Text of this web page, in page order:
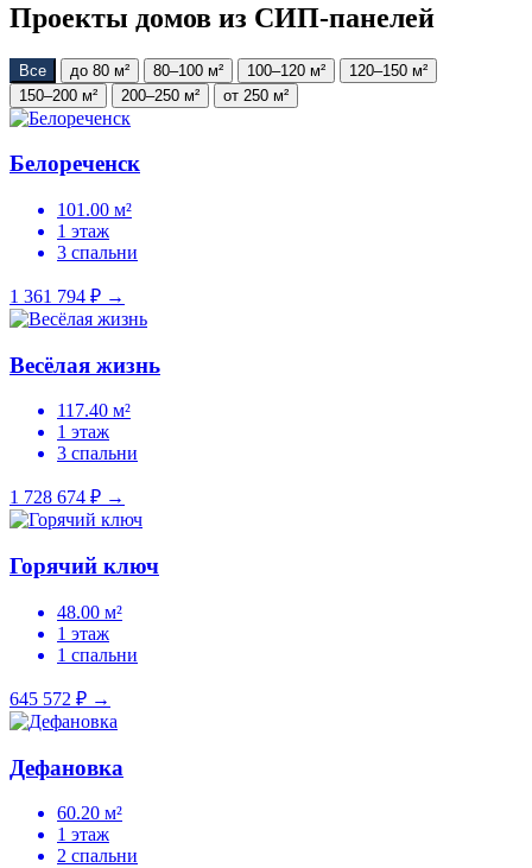
Проекты домов из СИП-панелей
Все до 80 м² 80–100 м² 100–120 м²
120–150 м²
150–200 м²
200–250 м² от 250 м²
Белореченск
101.00 м²
1 этаж
3 спальни
1 361 794 ₽ →
Весёлая жизнь
117.40 м²
1 этаж
3 спальни
1 728 674 ₽ →
Горячий ключ
48.00 м²
1 этаж
1 спальни
645 572 ₽ →
Дефановка
60.20 м²
1 этаж
2 спальни